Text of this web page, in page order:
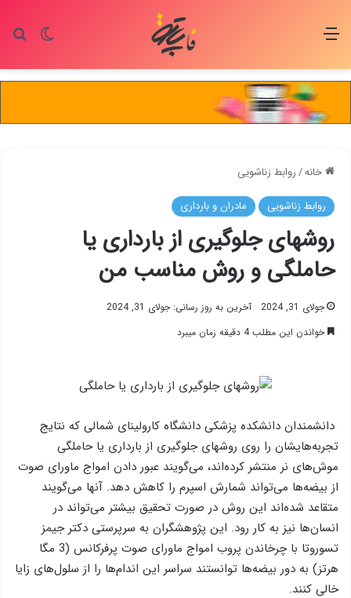
تغییر منو
خانه/روابط زناشویی
روابط زناشویی مادران و بارداری
روشهای جلوگیری از بارداری یا
حاملگی و روش مناسب من
جولای 31, 2024
آخرین به روز رسانی: جولای 31, 2024
خواندن این مطلب 4 دقیقه زمان میبرد
دانشمندان دانشکده پزشکی دانشگاه کارولینای شمالی که نتایج
تجربه‌هایشان را روی روشهای جلوگیری از بارداری یا حاملگی
موش‌های نر منتشر کرده‌اند، می‌گویند عبور دادن امواج ماورای صوت
از بیضه‌ها می‌تواند شمارش اسپرم را کاهش دهد. آنها می‌گویند
متقاعد شده‌اند این روش در صورت تحقیق بیشتر می‌تواند در
انسان‌ها نیز به کار رود. این پژوهشگران به سرپرستی دکتر جیمز
تسوروتا با چرخاندن پروب امواج ماورای صوت پرفرکانس (3 مگا
هرتز) به دور بیضه‌ها توانستند سراسر این اندام‌ها را از سلول‌های زایا
خالی کنند.